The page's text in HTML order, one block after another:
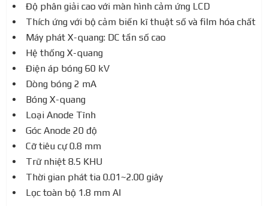
Độ phân giải cao với màn hình cảm ứng LCD
Thích ứng với bộ cảm biến kĩ thuật số và film hóa chất
Máy phát X-quang: DC tần số cao
Hệ thống X-quang
Điện áp bóng 60 kV
Dòng bóng 2 mA
Bóng X-quang
Loại Anode Tĩnh
Góc Anode 20 độ
Cỡ tiêu cự 0.8 mm
Trữ nhiệt 8.5 KHU
Thời gian phát tia 0.01~2.00 giây
Lọc toàn bộ 1.8 mm Al